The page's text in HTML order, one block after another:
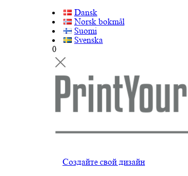
Dansk
Norsk bokmål
Suomi
Svenska
0
Создайте свой дизайн